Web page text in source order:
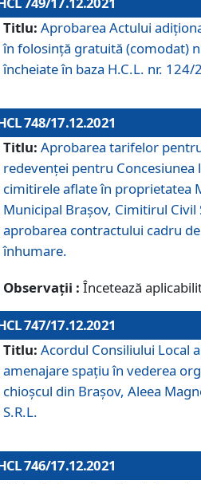
Titlu: Aprobarea Actului
în folosință gratuită (comodat)
încheiate în baza H.C.L. nr. 124/
748/17.12.2021
Titlu: Aprobarea tarifelor
redevenţei pentru
cimitirele aflate în proprietatea
Municipal Braşov, Cimitirul Civil
aprobarea contractului cadru
înhumare.
Observații : Încetează
747/17.12.2021
Titlu: Acordul Consiliului Local
amenajare spațiu în vederea
chioșcul din Brașov, Aleea
S.R.L.
746/17.12.2021